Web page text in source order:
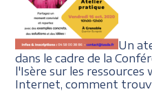
Un
dans le cadre de la
l'Isère sur les ressources
Internet, comment